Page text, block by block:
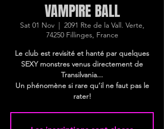
VAMPIRE BALL
Sat 01 Nov
  |
2091 Rte de la Vall. Verte,
74250 Fillinges, France
Le club est revisité et hanté par quelques
SEXY monstres venus directement de
Transilvania...
Un phénomène si rare qu’il ne faut pas le
rater!